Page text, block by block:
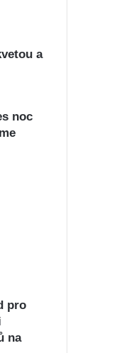
a
noc
pro
na